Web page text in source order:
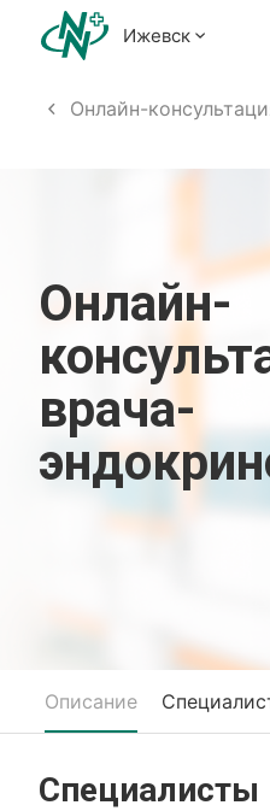
Ижевск
Онлайн-
Онлайн-
врача-
Описание
Специалисты